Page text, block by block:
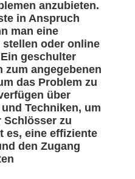
anzubieten.
in Anspruch
man eine
oder online
geschulter
zum angegebenen
das Problem zu
über
Techniken, um
Schlösser zu
es, eine effiziente
den Zugang